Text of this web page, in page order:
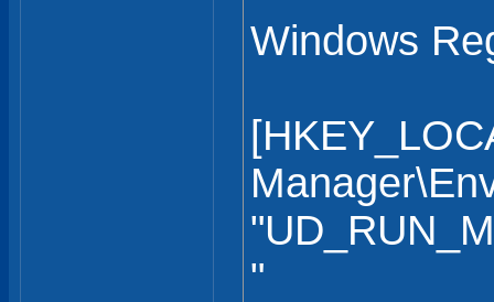
Windows
"